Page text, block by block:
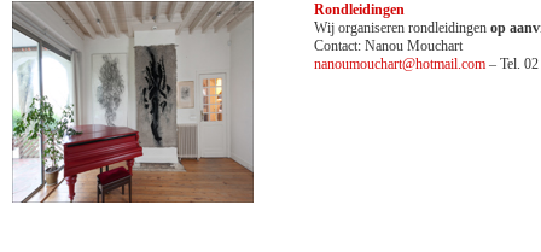
Rondleidingen
Wij organiseren rondleidingen op
Contact: Nanou Mouchart
nanoumouchart@hotmail.com – Tel.